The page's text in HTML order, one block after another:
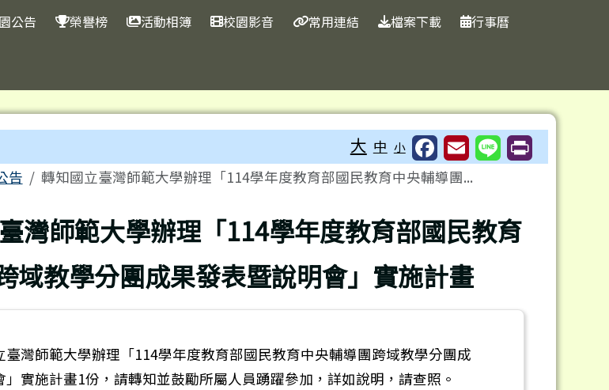
公告 榮譽榜 活動相簿 校園影音 常用連結 檔案下載 行事曆
大 中 小
告 轉知國立臺灣師範大學辦理「114學年度教育部國民教育中央輔導團...
灣師範大學辦理「114學年度教育部國民教育
域教學分團成果發表暨說明會」實施計畫
臺灣師範大學辦理「114學年度教育部國民教育中央輔導團跨域教學分團成
實施計畫1份，請轉知並鼓勵所屬人員踴躍參加，詳如說明，請查照。